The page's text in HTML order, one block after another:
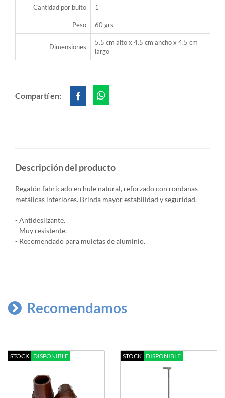
Cantidad por bulto 1
Peso 60 grs
Dimensiones
5.5 cm alto x 4.5 cm ancho x 4.5 cm
largo
Compartí en:
Descripción del producto
Regatón fabricado en hule natural, reforzado con rondanas
metálicas interiores. Brinda mayor estabilidad y seguridad.
- Antideslizante.
- Muy resistente.
- Recomendado para muletas de aluminio.
Recomendamos
STOCK DISPONIBLE STOCK DISPONIBLE